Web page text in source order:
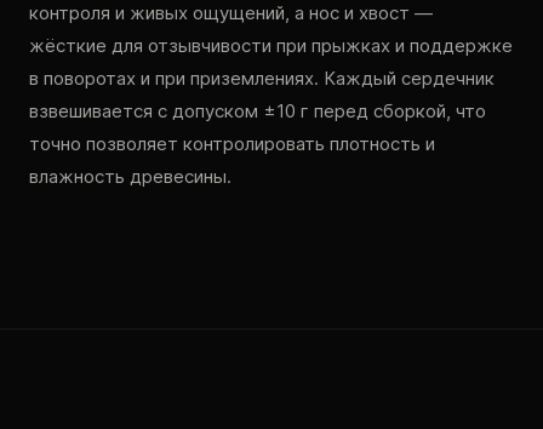
контроля и живых ощущений, а нос и хвост —
жёсткие для отзывчивости при прыжках и поддержке
в поворотах и при приземлениях. Каждый сердечник
взвешивается с допуском ±10 г перед сборкой, что
точно позволяет контролировать плотность и
влажность древесины.